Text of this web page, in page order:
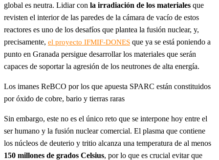
global es neutra. Lidiar con la irradiación de los materiales que
revisten el interior de las paredes de la cámara de vacío de estos
reactores es uno de los desafíos que plantea la fusión nuclear, y,
precisamente, el proyecto IFMIF-DONES que ya se está poniendo a
punto en Granada persigue desarrollar los materiales que serán
capaces de soportar la agresión de los neutrones de alta energía.
Los imanes ReBCO por los que apuesta SPARC están constituidos
por óxido de cobre, bario y tierras raras
Sin embargo, este no es el único reto que se interpone hoy entre el
ser humano y la fusión nuclear comercial. El plasma que contiene
los núcleos de deuterio y tritio alcanza una temperatura de al menos
150 millones de grados Celsius, por lo que es crucial evitar que